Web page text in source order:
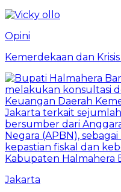
Opini
Kemerdekaan dan
Jakarta